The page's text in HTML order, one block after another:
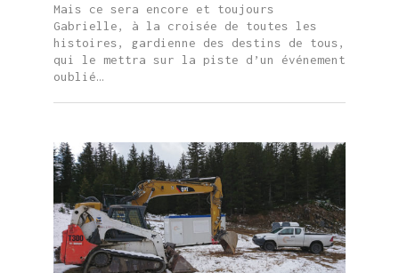
Mais ce sera encore et toujours
Gabrielle, à la croisée de toutes les
histoires, gardienne des destins de tous,
qui le mettra sur la piste d’un événement
oublié…